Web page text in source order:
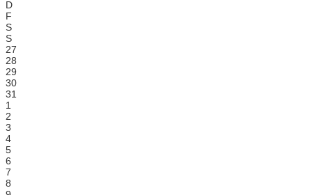
D
F
S
S
27
28
29
30
31
1
2
3
4
5
6
7
8